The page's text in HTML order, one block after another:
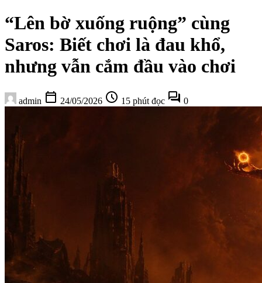
“Lên bờ xuống ruộng” cùng
Saros: Biết chơi là đau khổ,
nhưng vẫn cắm đầu vào chơi
admin calendar_today 24/05/2026 schedule 15 phút đọc forum 0